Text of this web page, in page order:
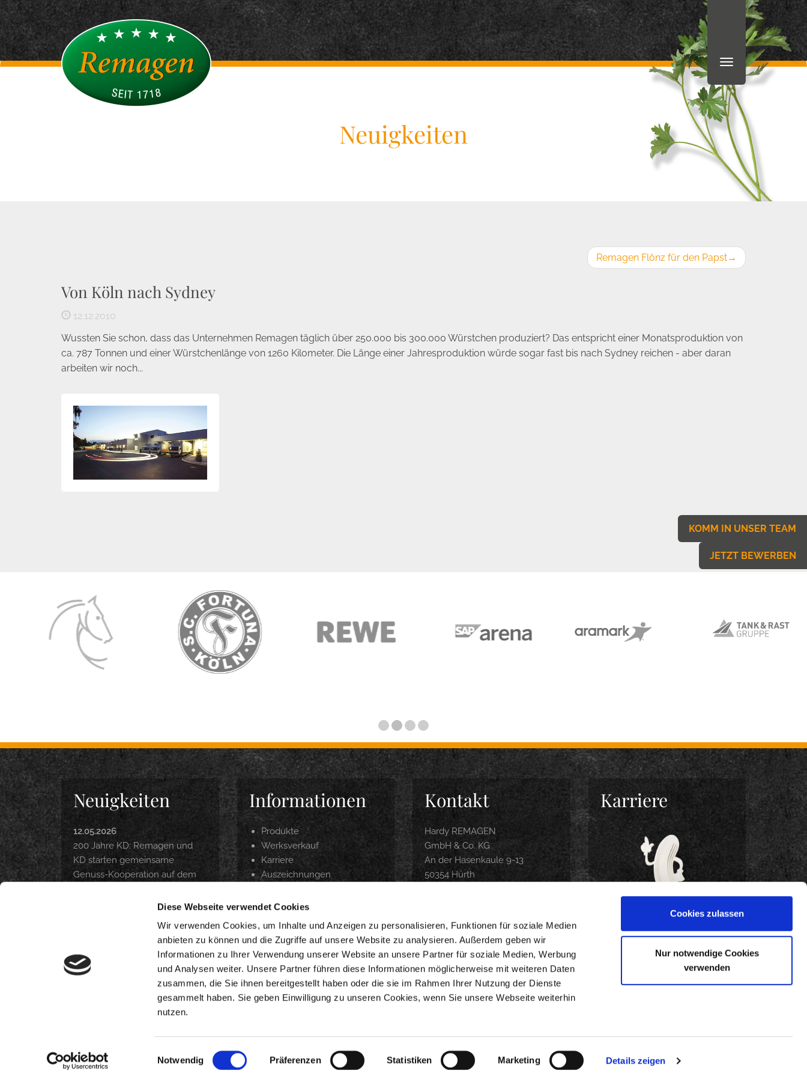
Diese Webseite verwendet Cookies
Wir verwenden Cookies, um Inhalte und Anzeigen zu personalisieren, Funktionen für soziale Medien
anbieten zu können und die Zugriffe auf unsere Website zu analysieren. Außerdem geben wir
Informationen zu Ihrer Verwendung unserer Website an unsere Partner für soziale Medien, Werbung
und Analysen weiter. Unsere Partner führen diese Informationen möglicherweise mit weiteren Daten
zusammen, die Sie ihnen bereitgestellt haben oder die sie im Rahmen Ihrer Nutzung der Dienste
gesammelt haben. Sie geben Einwilligung zu unseren Cookies, wenn Sie unsere Webseite weiterhin
nutzen.
Einwilligungsauswahl
Notwendig Präferenzen Statistiken Marketing Details zeigen
Cookies zulassen
Nur notwendige Cookies
verwenden
Neuigkeiten
Remagen Flönz für den Papst→
Von Köln nach Sydney
12.12.2010
Wussten Sie schon, dass das Unternehmen Remagen täglich über 250.000 bis 300.000 Würstchen produziert? Das entspricht einer Monatsproduktion von
ca. 787 Tonnen und einer Würstchenlänge von 1260 Kilometer. Die Länge einer Jahresproduktion würde sogar fast bis nach Sydney reichen - aber daran
arbeiten wir noch...
Neuigkeiten
12.05.2026
200 Jahre KD: Remagen und
KD starten gemeinsame
Genuss-Kooperation auf dem
Langfristig Qualität unter
18.03.2026
DANKE. INTERNORGA 2026
Informationen
Produkte
Werksverkauf
Karriere
Auszeichnungen
Zubereitungsempfehlung
Kontakt
Hardy REMAGEN
GmbH & Co. KG
An der Hasenkaule 9-13
50354 Hürth
WERKSVERKAUF
Montag-Freitag 9-18 Uhr
Samstag 8-14 Uhr
Karriere
BEWIRB DICH JETZT!
© 2026 |Impressum Datenschutzerklärung
KOMM IN UNSER TEAM
JETZT BEWERBEN